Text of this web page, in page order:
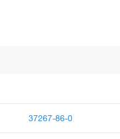
37267-86-0